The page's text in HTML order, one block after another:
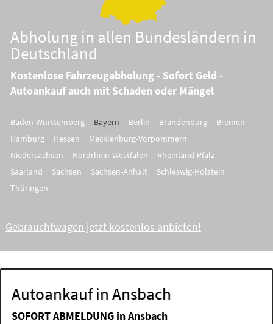
Abholung in allen Bundesländern in
Deutschland
Kostenlose Fahrzeugabholung - Sofort Geld -
Autoankauf auch mit Schaden oder Mängel
Baden-Württemberg Bayern Berlin Brandenburg
Bremen
Hamburg
Hessen
Mecklenburg-Vorpommern
Niedersachsen
Nordrhein-Westfalen
Rheinland-Pfalz
Saarland
Sachsen Sachsen-Anhalt
Schleswig-Holstein
Thüringen
Gebrauchtwagen jetzt kostenlos anbieten!
Autoankauf in Ansbach
SOFORT ABMELDUNG inAnsbach